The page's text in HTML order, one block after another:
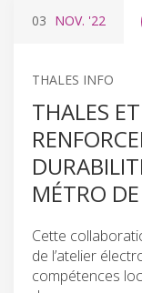
03 NOV. '22
THALES INFO
THALES
MÉTRO
Cette
de l’atelier
compétences